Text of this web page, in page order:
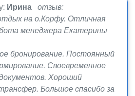
Ирина
отзыв:
на о.Корфу. Отличная
менеджера Екатерины
бронирование. Постоянный
Своевременное
Хороший
Большое спасибо за